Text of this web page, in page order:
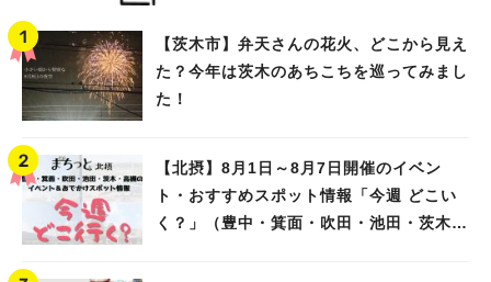
【茨木市】弁天さんの花火、どこから見え
た？今年は茨木のあちこちを巡ってみまし
た！
【北摂】8月1日～8月7日開催のイベン
ト・おすすめスポット情報「今週 どこい
く？」（豊中・箕面・吹田・池田・茨木・